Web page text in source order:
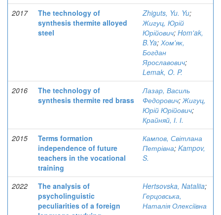
2017
The technology of
synthesis thermite alloyed
steel
Zhiguts, Yu. Yu;
Жигуц, Юрій
Юрійович; Hom'ak,
B.Ya; Хом'як,
Богдан
Ярославович;
Lemak, O. P.
2016
The technology of
synthesis thermite red brass
Лазар, Василь
Федорович;Жигуц,
Юрій Юрійович;
Крайняй, І. І.
2015
Terms formation
independence of future
teachers in the vocational
training
Кампов, Світлана
Петрівна; Kampov,
S.
2022
The analysis of
psycholinguistic
peculiarities of a foreign
Hertsovska, Nataliia;
Герцовська,
Наталія Олексіївна